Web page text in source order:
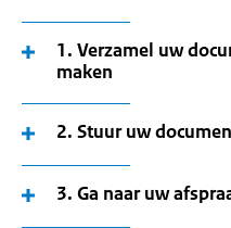
1. Verzamel uw
maken
2. Stuur uw
3. Ga naar uw